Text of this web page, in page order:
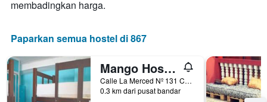
penginapan
1
paksi
Y
yang
memaparkan
harga
membadingkan harga.
Paparkan semua hostel di 867
Mango Hostel Bed & Breakfast
Calle La Merced Nº 131 Cercado, Arequipa, Peru
0.3 km dari pusat bandar